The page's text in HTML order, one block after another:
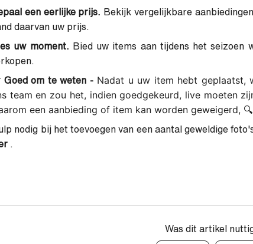
een eerlijke prijs.
Bekijk vergelijkbare
daarvan uw prijs.
uw moment.
Bied uw items aan tijdens het seizoen
Goed om te weten -Nadat u uw item hebt geplaatst,
team en zou het, indien goedgekeurd, live moeten
een ​​aanbieding of item kan worden geweigerd, 🔍
nodig bij het toevoegen van een aantal geweldige
Was dit artikel